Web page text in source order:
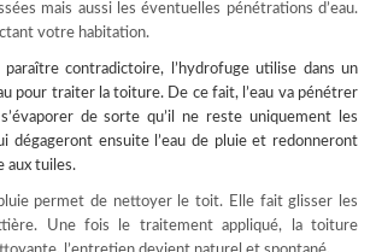
mais aussi les éventuelles pénétrations d’eau.
votre habitation.
paraître contradictoire, l’hydrofuge utilise dans un
pour traiter la toiture. De ce fait, l’eau va pénétrer
de sorte qu’il ne reste uniquement les
dégageront ensuite l’eau de pluie et redonneront
aux tuiles.
permet de nettoyer le toit. Elle fait glisser les
Une fois le traitement appliqué, la toiture